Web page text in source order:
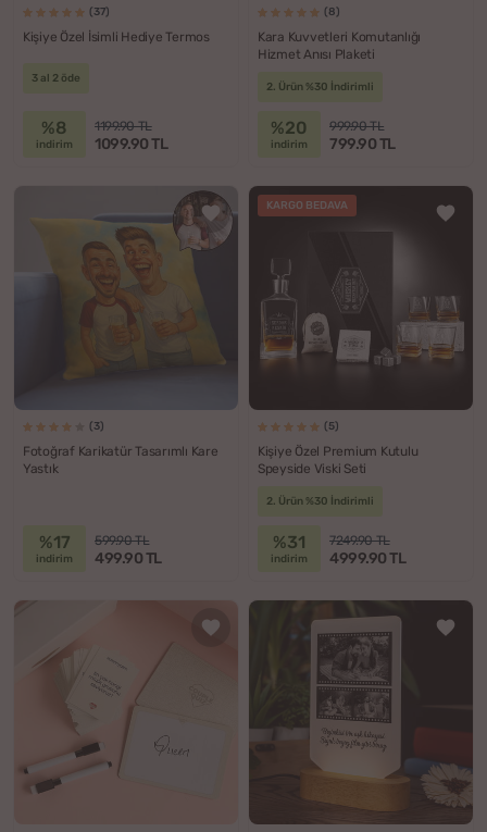
(37)
Kişiye Özel İsimli Hediye Termos
3 al 2 öde
%8
indirim
1199.90 TL
1099.90 TL
(8)
Kara Kuvvetleri Komutanlığı
Hizmet Anısı Plaketi
2. Ürün %30 İndirimli
%20
indirim
999.90 TL
799.90 TL
(3)
Fotoğraf Karikatür Tasarımlı Kare
Yastık
%17
indirim
599.90 TL
499.90 TL
KARGO BEDAVA
(5)
Kişiye Özel Premium Kutulu
Speyside Viski Seti
2. Ürün %30 İndirimli
%31
indirim
7249.90 TL
4999.90 TL